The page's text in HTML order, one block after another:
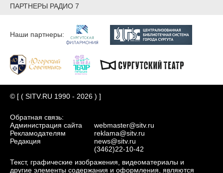
ПАРТНЕРЫ РАДИО 7
Наши партнеры:
© [ ( SITV.RU 1990 - 2026 ) ]
Обратная связь:
Администрация сайта
Рекламодателям
Редакция
webmaster@sitv.ru
reklama@sitv.ru
news@sitv.ru
(3462)22-10-42
Текст, графические изображения, видеоматериалы и
другие элементы содержания и оформления, являются